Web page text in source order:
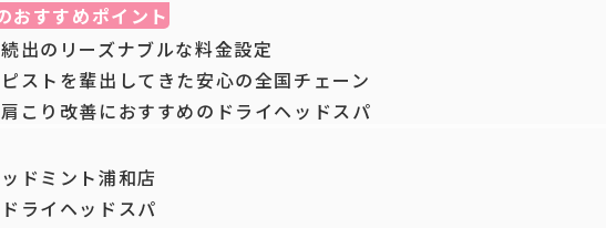
おすすめポイント
出のリーズナブルな料金設定
ストを輩出してきた安心の全国チェーン
こり改善におすすめのドライヘッドスパ
ドミント浦和店
ライヘッドスパ